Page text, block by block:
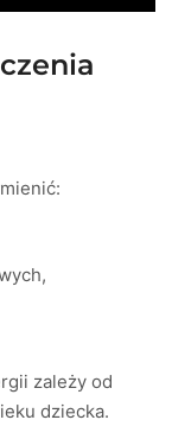
zależy od
dziecka.